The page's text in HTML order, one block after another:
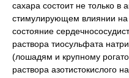
сахара состоит не только в
стимулирующем влиянии на
состояние
раствора тиосульфата
(лошадям и крупному
раствора азотистокислого